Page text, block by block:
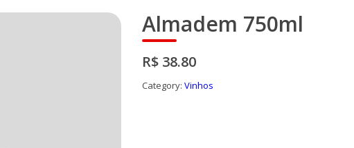
Almadem 750ml
R$ 38.80
Category: Vinhos